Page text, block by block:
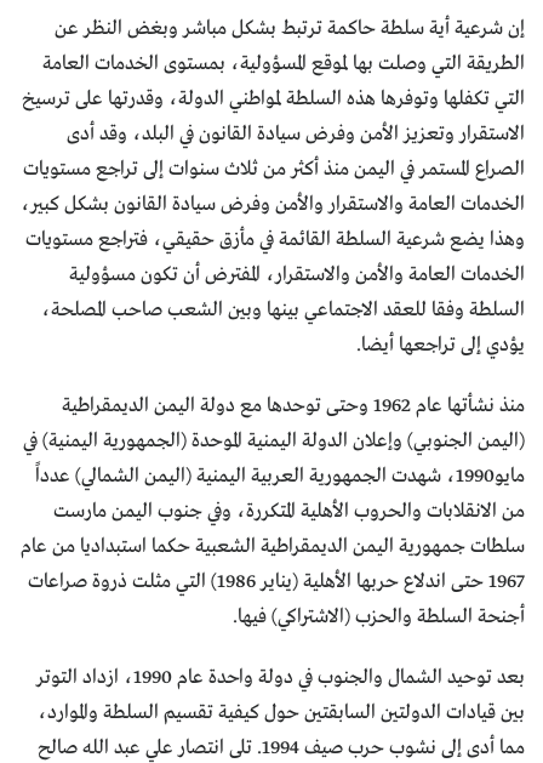
إن شرعية أية سلطة حاكمة ترتبط بشكل مباشر وبغض النظر عن
الطريقة التي وصلت بها لموقع المسؤولية، بمستوى الخدمات العامة
التي تكفلها وتوفرها هذه السلطة لمواطني الدولة، وقدرتها على ترسيخ
الاستقرار وتعزيز الأمن وفرض سيادة القانون في البلد، وقد أدى
الصراع المستمر في اليمن منذ أكثر من ثلاث سنوات إلى تراجع مستويات
الخدمات العامة والاستقرار والأمن وفرض سيادة القانون بشكل كبير،
وهذا يضع شرعية السلطة القائمة في مأزق حقيقي، فتراجع مستويات
الخدمات العامة والأمن والاستقرار، المفترض أن تكون مسؤولية
السلطة وفقا للعقد الاجتماعي بينها وبين الشعب صاحب المصلحة،
يؤدي إلى تراجعها أيضا.
منذ نشأتها عام 1962 وحتى توحدها مع دولة اليمن الديمقراطية
(اليمن الجنوبي) وإعلان الدولة اليمنية الموحدة (الجمهورية اليمنية) في
مايو1990، شهدت الجمهورية العربية اليمنية (اليمن الشمالي) عدداً
من الانقلابات والحروب الأهلية المتكررة، وفي جنوب اليمن مارست
سلطات جمهورية اليمن الديمقراطية الشعبية حكما استبداديا من عام
1967 حتى اندلاع حربها الأهلية (يناير 1986) التي مثلت ذروة صراعات
أجنحة السلطة والحزب (الاشتراكي) فيها.
بعد توحيد الشمال والجنوب في دولة واحدة عام 1990، ازداد التوتر
بين قيادات الدولتين السابقتين حول كيفية تقسيم السلطة والموارد،
مما أدى إلى نشوب حرب صيف 1994. تلى انتصار علي عبد الله صالح